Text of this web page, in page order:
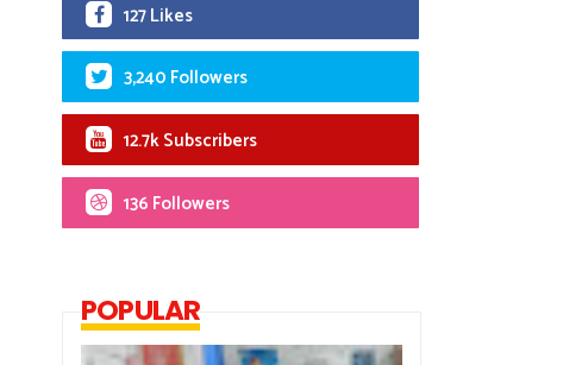
127 Likes
3,240 Followers
12.7k Subscribers
136 Followers
POPULAR